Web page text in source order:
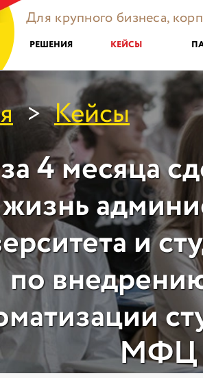
Для крупного бизнеса,
РЕШЕНИЯ КЕЙСЫ
> Кейсы
4 месяца
жизнь
и
по
МФЦ